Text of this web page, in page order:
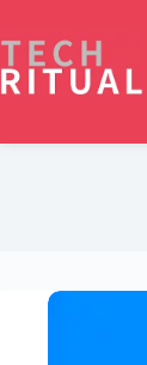
content